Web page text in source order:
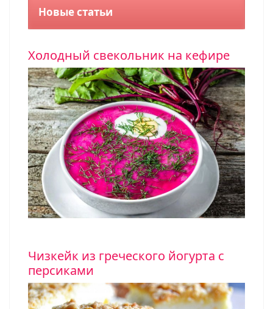
Новые статьи
Холодный свекольник на кефире
Чизкейк из греческого йогурта с
персиками